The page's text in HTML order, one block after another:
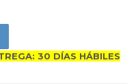
30 DÍAS HÁBILES